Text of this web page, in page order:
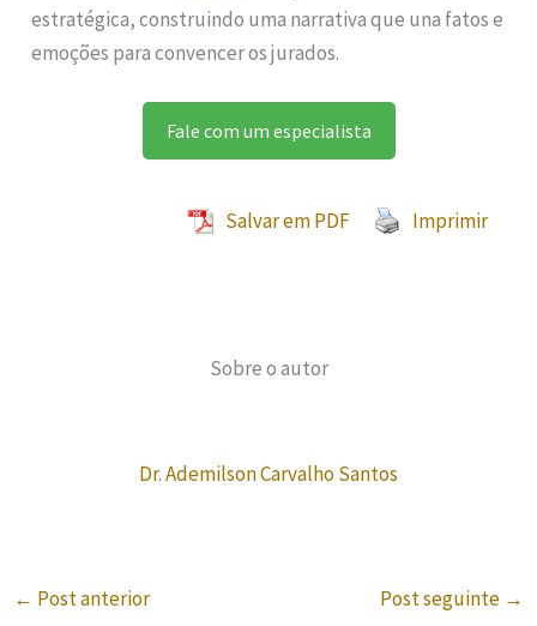
estratégica, construindo uma narrativa que una fatos e
emoções para convencer os jurados.
Fale com um especialista
Salvar em PDF Imprimir
Sobre o autor
Dr. Ademilson Carvalho Santos
← Post anterior Post seguinte →